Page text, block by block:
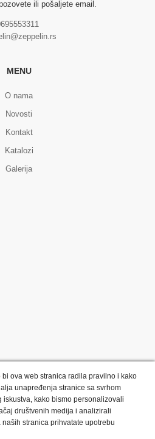
ili pošaljete email.
MENU
O nama
Novosti
Kontakt
Katalozi
Galerija
i markeri
Privesci i trakice
ova web stranica radila pravilno i kako
unapređenja stranice sa svrhom
kako bismo personalizovali
društvenih medija i analizirali
stranica prihvatate upotrebu